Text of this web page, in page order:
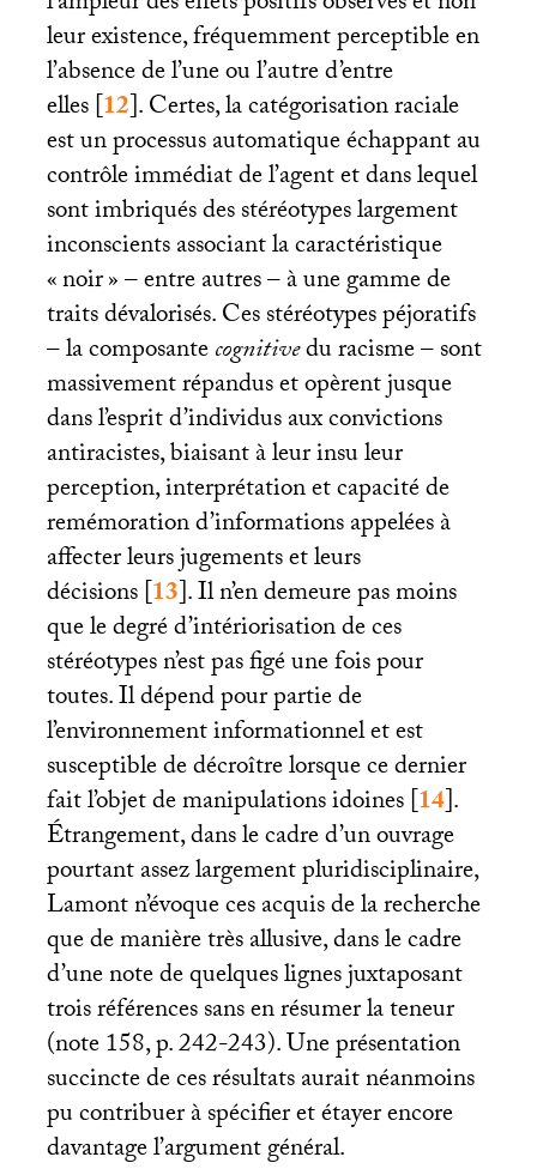
leur existence, fréquemment perceptible en
l’absence de l’une ou l’autre d’entre
elles[12]. Certes, la catégorisation raciale
est un processus automatique échappant au
contrôle immédiat de l’agent et dans lequel
sont imbriqués des stéréotypes largement
inconscients associant la caractéristique
«noir» – entre autres – à une gamme de
traits dévalorisés. Ces stéréotypes péjoratifs
– la composantecognitivedu racisme – sont
massivement répandus et opèrent jusque
dans l’esprit d’individus aux convictions
antiracistes, biaisant à leur insu leur
perception, interprétation et capacité de
remémoration d’informations appelées à
affecter leurs jugements et leurs
décisions[13]. Il n’en demeure pas moins
que le degré d’intériorisation de ces
stéréotypes n’est pas figé une fois pour
toutes. Il dépend pour partie de
l’environnement informationnel et est
susceptible de décroître lorsque ce dernier
fait l’objet de manipulations idoines[14].
Étrangement, dans le cadre d’un ouvrage
pourtant assez largement pluridisciplinaire,
Lamont n’évoque ces acquis de la recherche
que de manière très allusive, dans le cadre
d’une note de quelques lignes juxtaposant
trois références sans en résumer la teneur
(note 158, p. 242-243). Une présentation
succincte de ces résultats aurait néanmoins
pu contribuer à spécifier et étayer encore
davantage l’argument général.